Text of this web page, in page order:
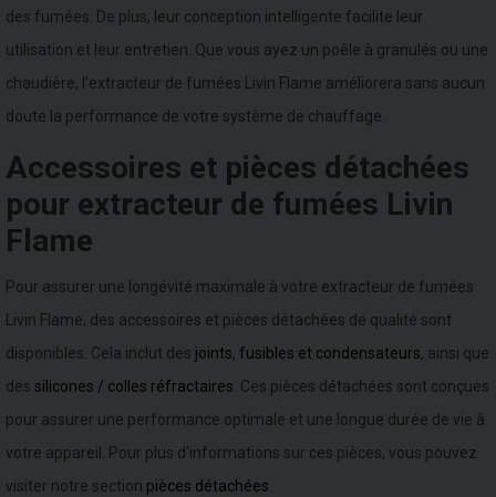
des fumées. De plus, leur conception intelligente facilite leur
utilisation et leur entretien. Que vous ayez un poêle à granulés ou une
chaudière, l'extracteur de fumées Livin Flame améliorera sans aucun
doute la performance de votre système de chauffage.
Accessoires et pièces détachées
pour extracteur de fumées Livin
Flame
Pour assurer une longévité maximale à votre extracteur de fumées
Livin Flame, des accessoires et pièces détachées de qualité sont
disponibles. Cela inclut des joints, fusibles et condensateurs, ainsi que
des silicones / colles réfractaires . Ces pièces détachées sont conçues
pour assurer une performance optimale et une longue durée de vie à
votre appareil. Pour plus d'informations sur ces pièces, vous pouvez
visiter notre section pièces détachées